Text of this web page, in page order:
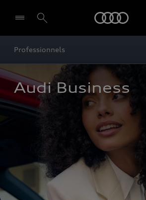
Professionnels
Audi Business